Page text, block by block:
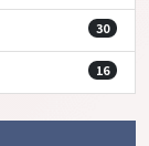
30
16